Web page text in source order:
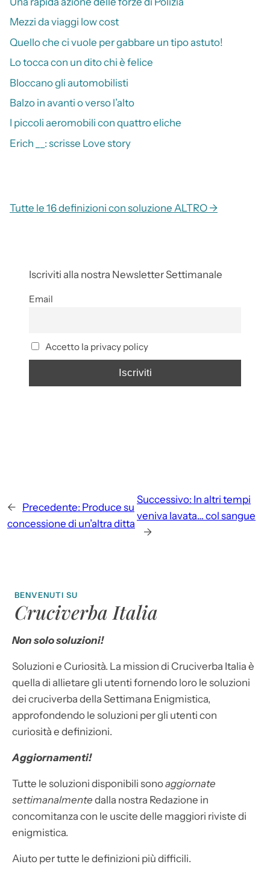
Mezzi da viaggi low cost
Quello che ci vuole per gabbare un tipo astuto!
Lo tocca con un dito chi è felice
Bloccano gli automobilisti
Balzo in avanti o verso l’alto
I piccoli aeromobili con quattro eliche
Erich __: scrisse Love story
Tutte le 16 definizioni con soluzione ALTRO →
Iscriviti alla nostra Newsletter Settimanale
Email
Accetto la privacy policy
← Precedente: Produce su
concessione di un’altra ditta
Successivo: In altri tempi
veniva lavata… col sangue
→
BENVENUTI SU
Cruciverba Italia
Non solo soluzioni!
Soluzioni e Curiosità. La mission di Cruciverba Italia è
quella di allietare gli utenti fornendo loro le soluzioni
dei cruciverba della Settimana Enigmistica,
approfondendo le soluzioni per gli utenti con
curiosità e definizioni.
Aggiornamenti!
Tutte le soluzioni disponibili sonoaggiornate
settimanalmente dalla nostra Redazione in
concomitanza con le uscite delle maggiori riviste di
enigmistica.
Aiuto per tutte le definizioni più difficili.